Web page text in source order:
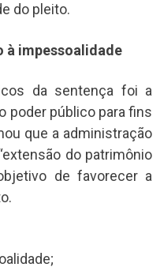
do pleito.
à impessoalidade
da sentença foi a
poder público para fins
que a administração
do patrimônio
de favorecer a